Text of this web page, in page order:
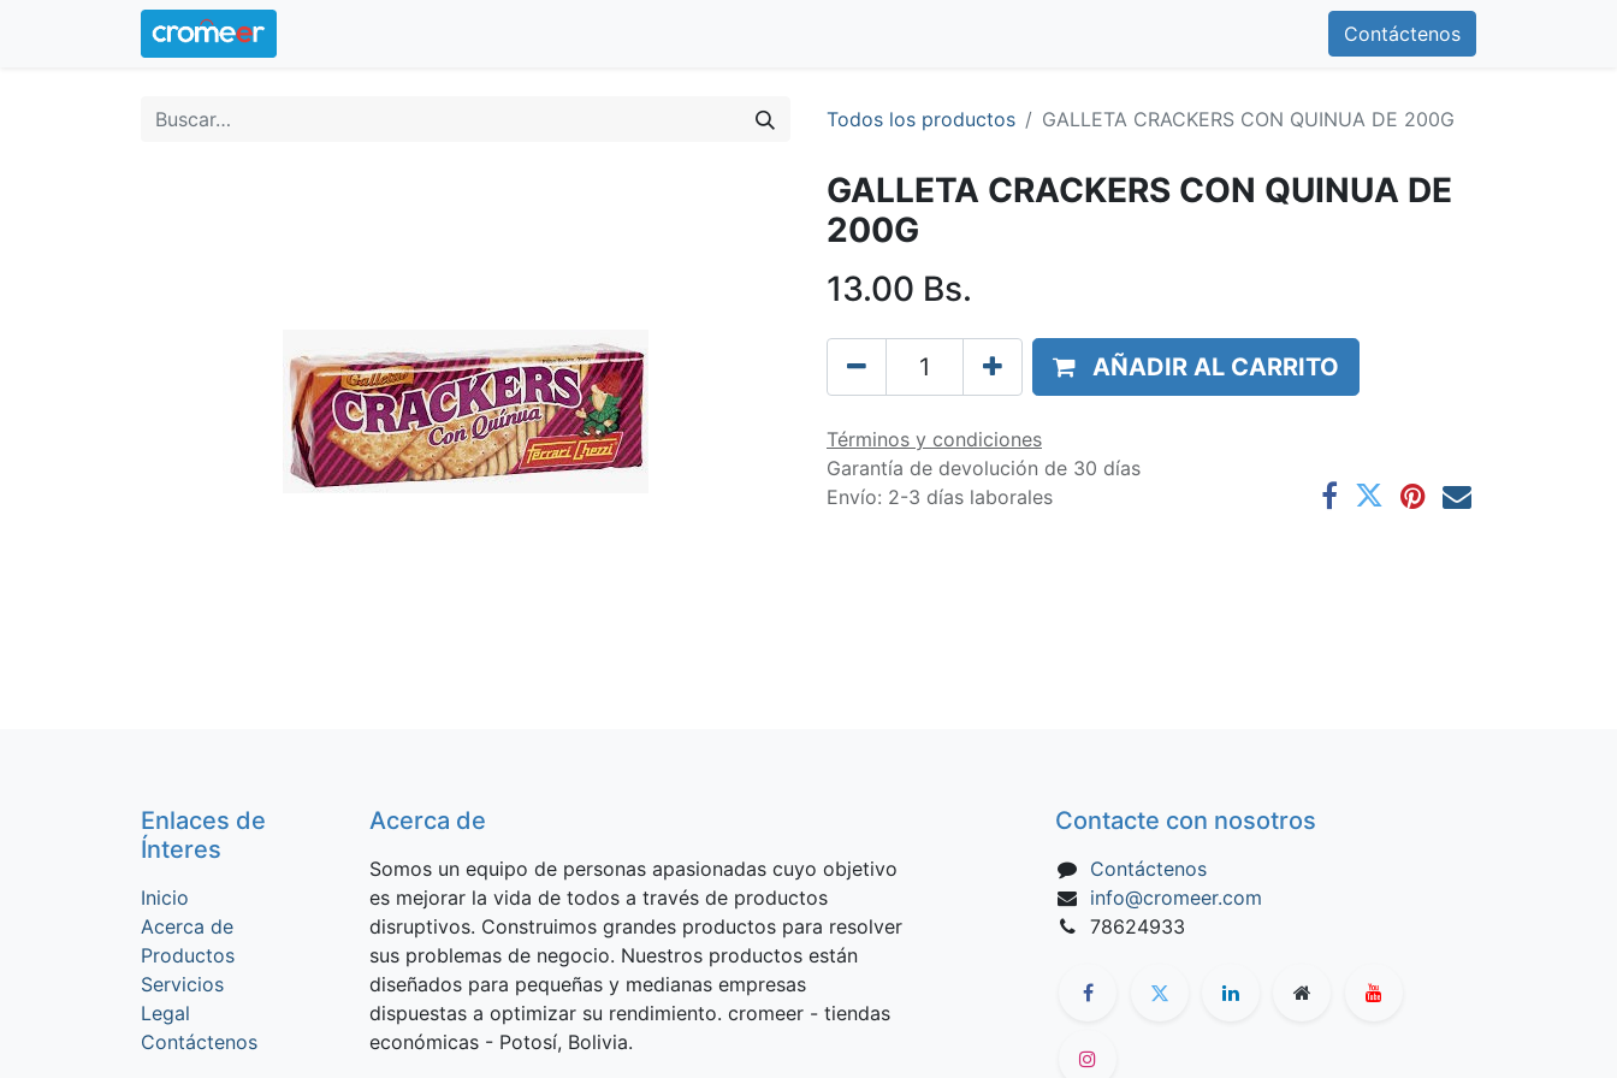
Contáctenos
Todos los productos GALLETA CRACKERS CON QUINUA DE 200G
GALLETA CRACKERS CON QUINUA DE
200G
13.00 Bs.
AÑADIR AL CARRITO
Términos y condiciones
Garantía de devolución de 30 días
Envío: 2-3 días laborales
Enlaces de
Ínteres
Inicio
Acerca de
Productos
Servicios
Legal
Contáctenos
Acerca de
Somos un equipo de personas apasionadas cuyo objetivo
es mejorar la vida de todos a través de productos
disruptivos. Construimos grandes productos para resolver
sus problemas de negocio. Nuestros productos están
diseñados para pequeñas y medianas empresas
dispuestas a optimizar su rendimiento. cromeer - tiendas
económicas - Potosí, Bolivia.
Contacte con nosotros
Contáctenos
info@cromeer.com
78624933​